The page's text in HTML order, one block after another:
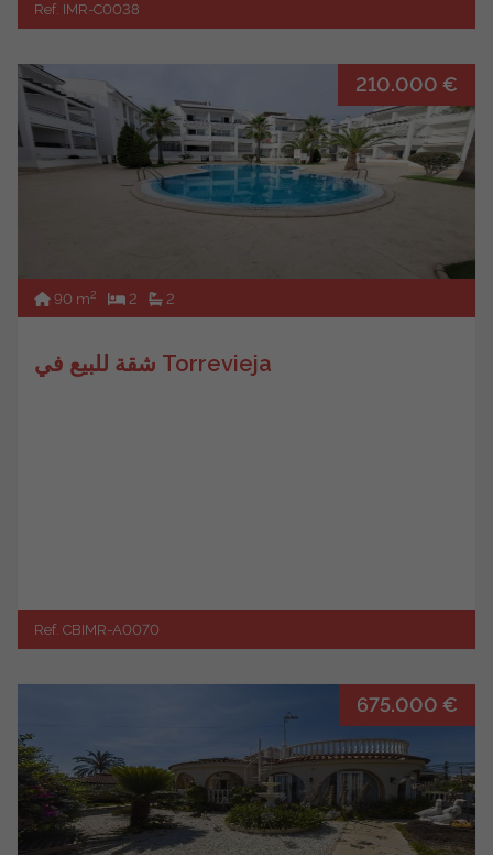
Ref. IMR-C0038
210.000 €
90 m2 2 2
شقة للبيع في Torrevieja
Ref. CBIMR-A0070
675.000 €